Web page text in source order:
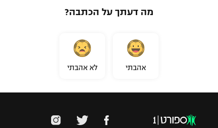
מה דעתך על הכתבה?
אהבתי לא אהבתי